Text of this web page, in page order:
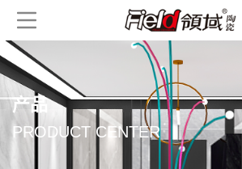
产品
PRODUCT CENTER